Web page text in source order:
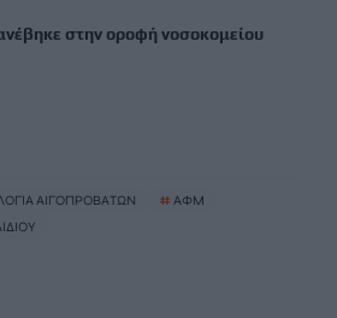
στην οροφή νοσοκομείου
ΑΙΓΟΠΡΟΒΑΤΩΝ # ΑΦΜ